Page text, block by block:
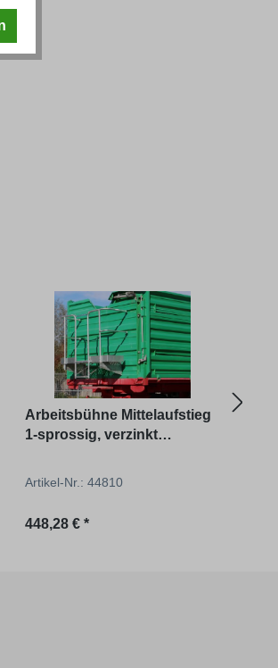
Arbeitsbühne Mittelaufstieg
1-sprossig, verzinkt
Artikel-Nr.: 44810
Regulärer Preis:
448,28 € *